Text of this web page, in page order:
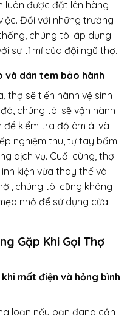
luôn được đặt lên hàng
Đối với những trường
chúng tôi áp dụng
sự tỉ mỉ của đội ngũ thợ.
và dán tem bảo hành
thợ sẽ tiến hành vệ sinh
chúng tôi sẽ vận hành
để kiểm tra độ êm ái và
nghiệm thu, tự tay bấm
dịch vụ. Cuối cùng, thợ
kiện vừa thay thế và
chúng tôi cũng không
nhỏ để sử dụng cửa
Gặp Khi Gọi Thợ
mất điện và hỏng bình
loạn nếu bạn đang cần